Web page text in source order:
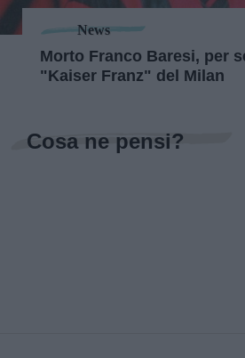
News
Morto Franco Baresi, per
"Kaiser Franz" del Milan
Cosa ne pensi?